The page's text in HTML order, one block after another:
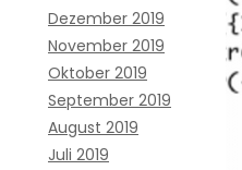
Dezember 2019
November 2019
Oktober 2019
September 2019
August 2019
Juli 2019